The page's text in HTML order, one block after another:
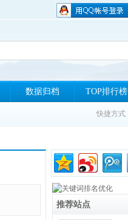
数据归档 TOP排行榜
快捷方式
推荐站点